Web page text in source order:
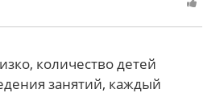
количество детей
занятий, каждый